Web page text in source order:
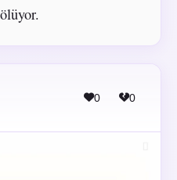
0 0